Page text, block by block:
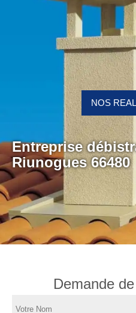
Entreprise
Riunogues 66480
NOS
Demande